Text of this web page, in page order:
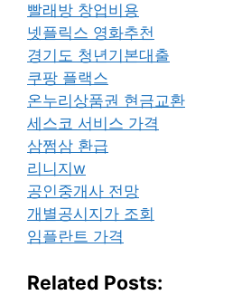
빨래방 창업비용
넷플릭스 영화추천
경기도 청년기본대출
쿠팡 플랙스
온누리상품권 현금교환
세스코 서비스 가격
삼쩜삼 환급
리니지w
공인중개사 전망
개별공시지가 조회
임플란트 가격
Related Posts: